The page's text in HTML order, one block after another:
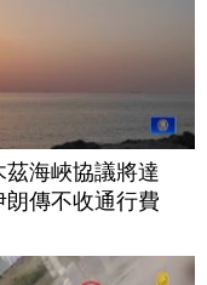
茲海峽協議將達
朗傳不收通行費